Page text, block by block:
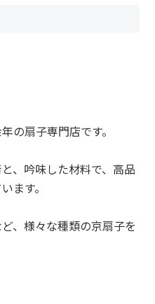
の扇子専門店です。
、吟味した材料で、高品
ます。
、様々な種類の京扇子を